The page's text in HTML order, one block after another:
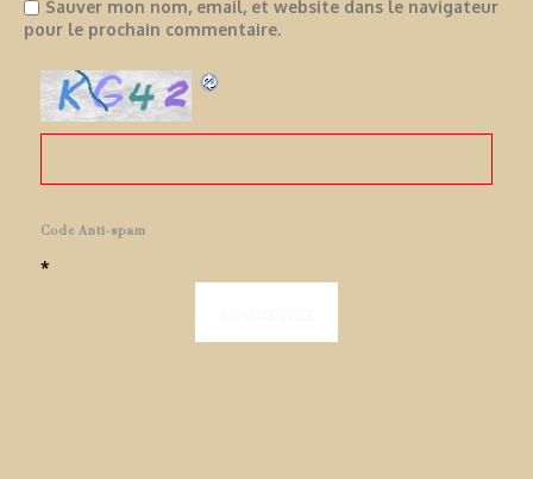
Sauver mon nom, email, et website dans le navigateur
pour le prochain commentaire.
Code Anti-spam
*